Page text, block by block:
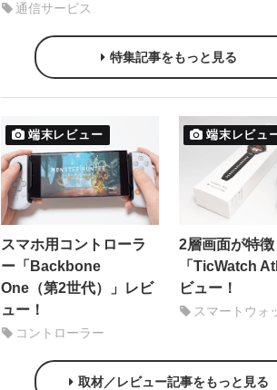
通信サービス
特集記事をもっと見る
端末レビュー
スマホ用コントローラ
ー「Backbone
One（第2世代）」レビ
ュー！
コントローラー
端末レビュ
2層画面が特徴
「TicWatch
ビュー！
スマートウォ
取材／レビュー記事をもっと見る